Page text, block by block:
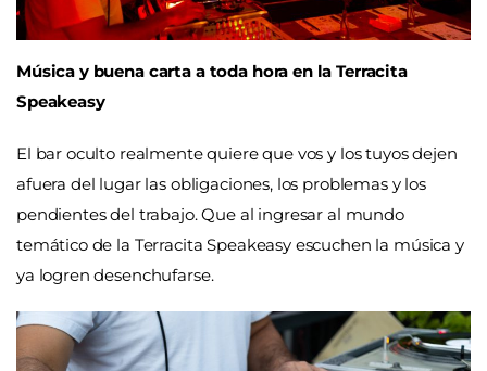
Música y buena carta a toda hora en la Terracita
Speakeasy
El bar oculto realmente quiere que vos y los tuyos dejen
afuera del lugar las obligaciones, los problemas y los
pendientes del trabajo. Que al ingresar al mundo
temático de la Terracita Speakeasy escuchen la música y
ya logren desenchufarse.